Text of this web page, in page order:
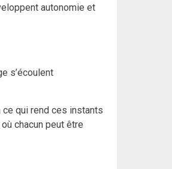
autonomie et
s’écoulent
ce qui rend ces instants
chacun peut être